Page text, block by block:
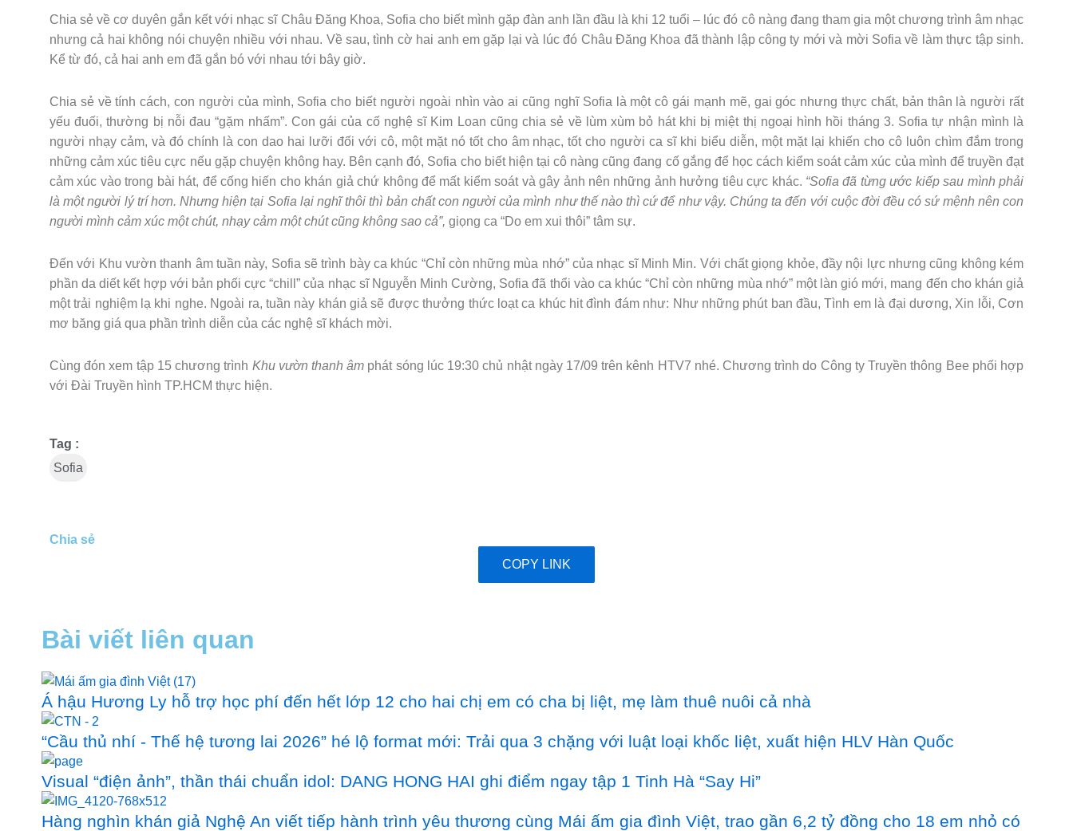
Chia sẻ về cơ duyên gắn kết với nhạc sĩ Châu Đăng Khoa, Sofia cho biết mình gặp đàn anh lần đầu là khi 12 tuổi – lúc đó cô nàng đang tham gia một chương trình âm nhạc
nhưng cả hai không nói chuyện nhiều với nhau. Về sau, tình cờ hai anh em gặp lại và lúc đó Châu Đăng Khoa đã thành lập công ty mới và mời Sofia về làm thực tập sinh.
Kể từ đó, cả hai anh em đã gắn bó với nhau tới bây giờ.
Chia sẻ về tính cách, con người của mình, Sofia cho biết người ngoài nhìn vào ai cũng nghĩ Sofia là một cô gái mạnh mẽ, gai góc nhưng thực chất, bản thân là người rất
yếu đuối, thường bị nỗi đau “gặm nhấm”. Con gái của cố nghệ sĩ Kim Loan cũng chia sẻ về lùm xùm bỏ hát khi bị miệt thị ngoại hình hồi tháng 3. Sofia tự nhận mình là
người nhạy cảm, và đó chính là con dao hai lưỡi đối với cô, một mặt nó tốt cho âm nhạc, tốt cho người ca sĩ khi biểu diễn, một mặt lại khiến cho cô luôn chìm đắm trong
những cảm xúc tiêu cực nếu gặp chuyện không hay. Bên cạnh đó, Sofia cho biết hiện tại cô nàng cũng đang cố gắng để học cách kiểm soát cảm xúc của mình để truyền đạt
cảm xúc vào trong bài hát, để cống hiến cho khán giả chứ không để mất kiểm soát và gây ảnh nên những ảnh hưởng tiêu cực khác. “Sofia đã từng ước kiếp sau mình phải
là một người lý trí hơn. Nhưng hiện tại Sofia lại nghĩ thôi thì bản chất con người của mình như thế nào thì cứ để như vậy. Chúng ta đến với cuộc đời đều có sứ mệnh nên con
người mình cảm xúc một chút, nhạy cảm một chút cũng không sao cả”, giọng ca “Do em xui thôi” tâm sự.
Đến với Khu vườn thanh âm tuần này, Sofia sẽ trình bày ca khúc “Chỉ còn những mùa nhớ” của nhạc sĩ Minh Min. Với chất giọng khỏe, đầy nội lực nhưng cũng không kém
phần da diết kết hợp với bản phối cực “chill” của nhạc sĩ Nguyễn Minh Cường, Sofia đã thổi vào ca khúc “Chỉ còn những mùa nhớ” một làn gió mới, mang đến cho khán giả
một trải nghiệm lạ khi nghe. Ngoài ra, tuần này khán giả sẽ được thưởng thức loạt ca khúc hit đình đám như: Như những phút ban đầu, Tình em là đại dương, Xin lỗi, Cơn
mơ băng giá qua phần trình diễn của các nghệ sĩ khách mời.
Cùng đón xem tập 15 chương trình Khu vườn thanh âm phát sóng lúc 19:30 chủ nhật ngày 17/09 trên kênh HTV7 nhé. Chương trình do Công ty Truyền thông Bee phối hợp
với Đài Truyền hình TP.HCM thực hiện.
Tag :
Sofia
Chia sẻ
COPY LINK
Bài viết liên quan
Á hậu Hương Ly hỗ trợ học phí đến hết lớp 12 cho hai chị em có cha bị liệt, mẹ làm thuê nuôi cả nhà
“Cầu thủ nhí - Thế hệ tương lai 2026” hé lộ format mới: Trải qua 3 chặng với luật loại khốc liệt, xuất hiện HLV Hàn Quốc
Visual “điện ảnh”, thần thái chuẩn idol: DANG HONG HAI ghi điểm ngay tập 1 Tinh Hà “Say Hi”
Hàng nghìn khán giả Nghệ An viết tiếp hành trình yêu thương cùng Mái ấm gia đình Việt, trao gần 6,2 tỷ đồng cho 18 em nhỏ có